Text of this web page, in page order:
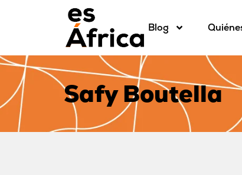
Blog
Safy Boutella